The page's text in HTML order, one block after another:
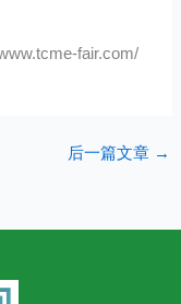
fair.com/
后一篇文章 →